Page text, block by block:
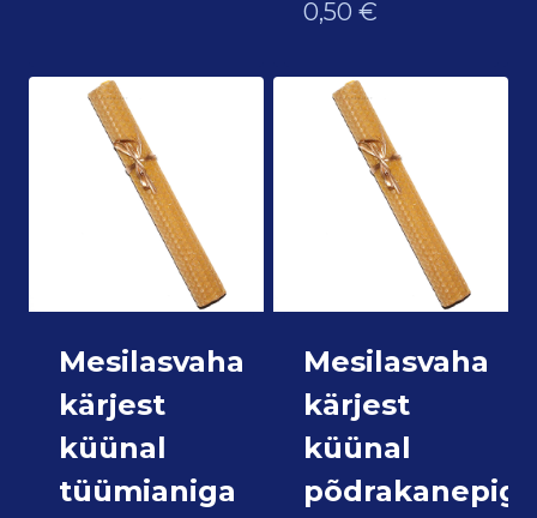
0,50 €
Mesilasvaha
kärjest
küünal
tüümianiga
Mesilasvaha
kärjest
küünal
põdrakanepiga